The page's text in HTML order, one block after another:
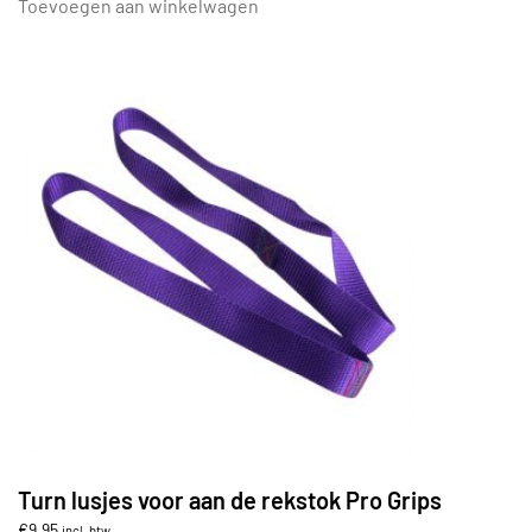
Toevoegen aan winkelwagen
Turn lusjes voor aan de rekstok Pro Grips